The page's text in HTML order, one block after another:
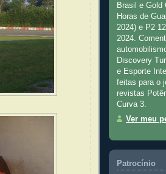
Brasil e
Horas de
2024) e P2
2024.
Discovery
e Esporte
feitas para o
revistas
Curva 3.
Ver meu
Patrocínio